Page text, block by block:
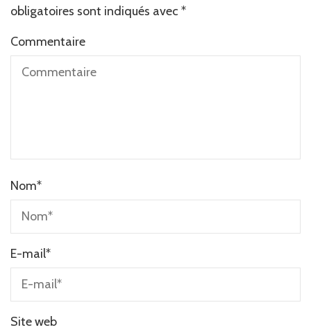
obligatoires sont indiqués avec *
Commentaire
Nom*
E-mail*
Site web